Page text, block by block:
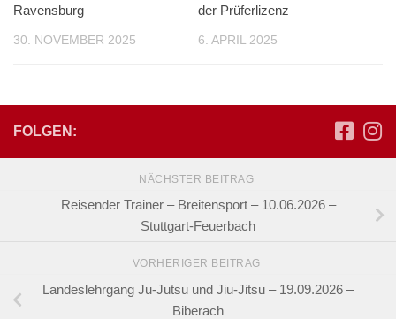
Ravensburg
30. NOVEMBER 2025
der Prüferlizenz
6. APRIL 2025
FOLGEN:
NÄCHSTER BEITRAG
Reisender Trainer – Breitensport – 10.06.2026 –
Stuttgart-Feuerbach
VORHERIGER BEITRAG
Landeslehrgang Ju-Jutsu und Jiu-Jitsu – 19.09.2026 –
Biberach